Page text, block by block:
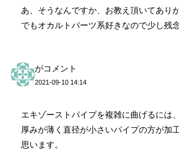
あ、そうなんですか、お教え頂いてあり
でもオカルトパーツ系好きなので少し残
がコメント
2021-09-10 14:14
エキゾーストパイプを複雑に曲げるには
厚みが薄く直径が小さいパイプの方が加
思います。